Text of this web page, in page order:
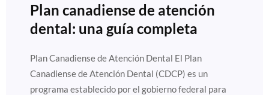
Plan canadiense de atención
dental: una guía completa
Plan Canadiense de Atención Dental El Plan
Canadiense de Atención Dental (CDCP) es un
programa establecido por el gobierno federal para